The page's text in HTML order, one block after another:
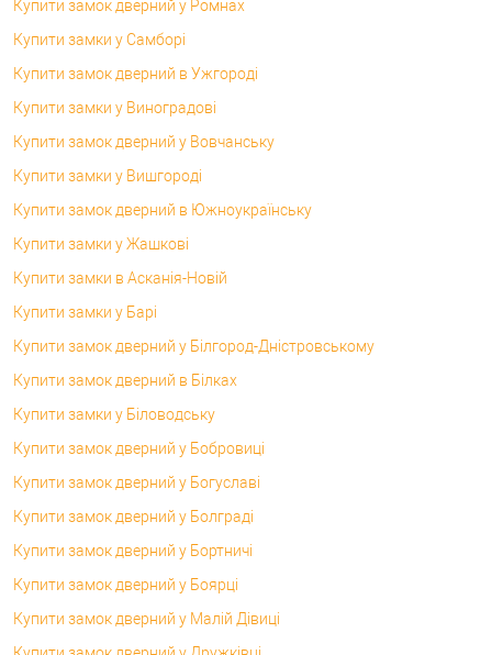
Купити замок дверний у Ромнах
Купити замки у Самборі
Купити замок дверний в Ужгороді
Купити замки у Виноградові
Купити замок дверний у Вовчанську
Купити замки у Вишгороді
Купити замок дверний в Южноукраїнську
Купити замки у Жашкові
Купити замки в Асканія-Новій
Купити замки у Барі
Купити замок дверний у Білгород-Дністровському
Купити замок дверний в Білках
Купити замки у Біловодську
Купити замок дверний у Бобровиці
Купити замок дверний у Богуславі
Купити замок дверний у Болграді
Купити замок дверний у Бортничі
Купити замок дверний у Боярці
Купити замок дверний у Малій Дівиці